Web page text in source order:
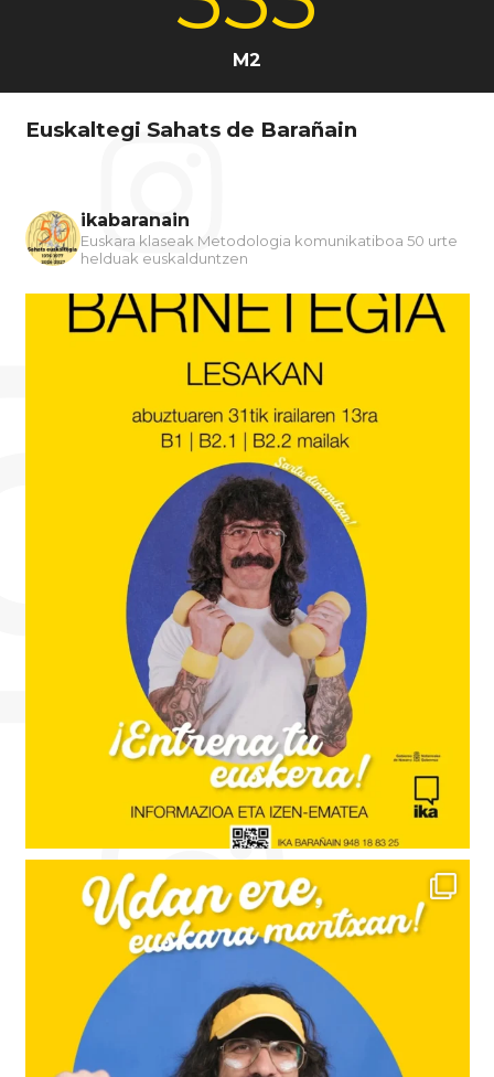
M2
Euskaltegi Sahats de Barañain
ikabaranain
Euskara klaseak Metodologia komunikatiboa 50 urte
helduak euskalduntzen